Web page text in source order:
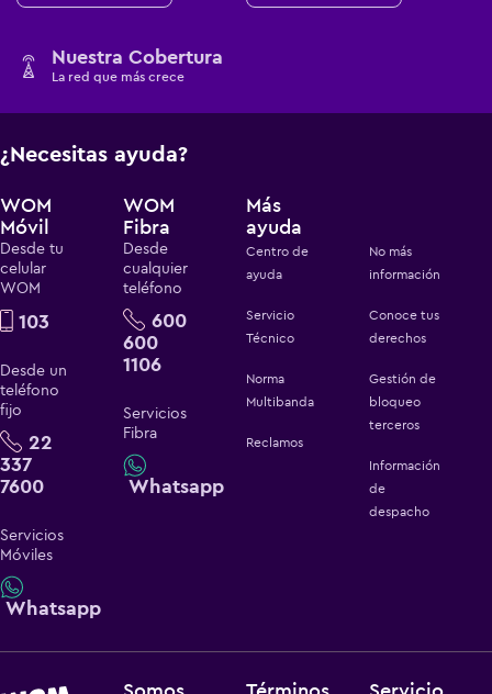
Nuestra Cobertura
La red que más crece
¿Necesitas ayuda?
WOM
Móvil
Desde tu
celular
WOM
103
Desde un
teléfono
fijo
22
337
7600
Servicios
Móviles
Whatsapp
WOM
Fibra
Desde
cualquier
teléfono
600
600
1106
Servicios
Fibra
Whatsapp
Más
ayuda
Centro de
ayuda
Servicio
Técnico
Norma
Multibanda
Reclamos
No más
información
Conoce tus
derechos
Gestión de
bloqueo
terceros
Información
de
despacho